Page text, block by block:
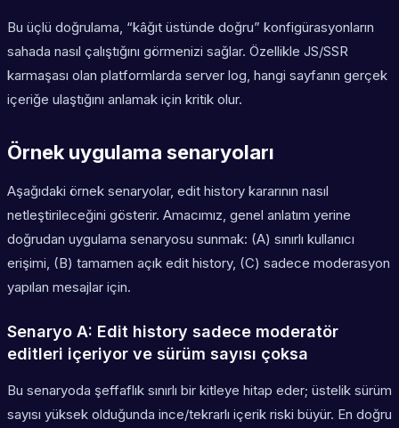
Bu üçlü doğrulama, “kâğıt üstünde doğru” konfigürasyonların
sahada nasıl çalıştığını görmenizi sağlar. Özellikle JS/SSR
karmaşası olan platformlarda server log, hangi sayfanın gerçek
içeriğe ulaştığını anlamak için kritik olur.
Örnek uygulama senaryoları
Aşağıdaki örnek senaryolar, edit history kararının nasıl
netleştirileceğini gösterir. Amacımız, genel anlatım yerine
doğrudan uygulama senaryosu sunmak: (A) sınırlı kullanıcı
erişimi, (B) tamamen açık edit history, (C) sadece moderasyon
yapılan mesajlar için.
Senaryo A: Edit history sadece moderatör
editleri içeriyor ve sürüm sayısı çoksa
Bu senaryoda şeffaflık sınırlı bir kitleye hitap eder; üstelik sürüm
sayısı yüksek olduğunda ince/tekrarlı içerik riski büyür. En doğru